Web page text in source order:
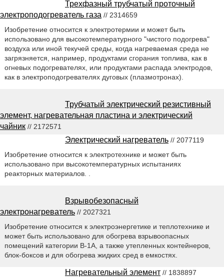
Трехфазный трубчатый проточный
электроподогреватель газа // 2314659
Изобретение относится к электротермии и может быть
использовано для высокотемпературного "чистого подогрева"
воздуха или иной текучей среды, когда нагреваемая среда не
загрязняется, например, продуктами сгорания топлива, как в
огневых подогревателях, или продуктами распада электродов,
как в электроподогревателях дуговых (плазмотронах).
Трубчатый электрический резистивный
элемент, нагревательная пластина и электрический
чайник // 2172571
Электрический нагреватель // 2077119
Изобретение относится к электротехнике и может быть
использовано при высокотемпературных испытаниях
реакторных материалов. .
Взрывобезопасный
электронагреватель // 2027321
Изобретение относится к электроэнергетике и теплотехнике и
может быть использовано для обогрева взрывоопасных
помещений категории В-1А, а также утепленных контейнеров,
блок-боксов и для обогрева жидких сред в емкостях.
Нагревательный элемент // 1838897